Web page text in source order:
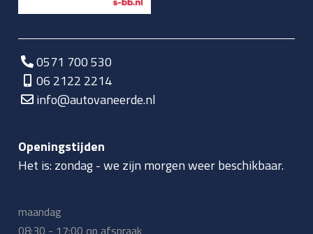
0571 700 530
06 2122 2214
info@autovaneerde.nl
Openingstijden
Het is:zondag-we zijn morgen weer beschikbaar.
maandag
08:30 - 17:00 op afspraak